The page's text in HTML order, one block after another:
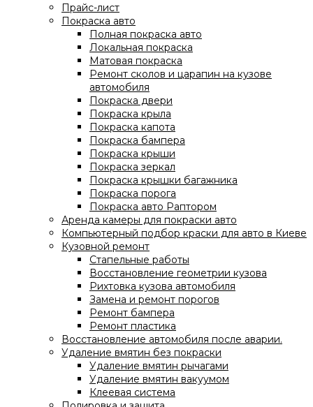
Прайс-лист
Покраска авто
Полная покраска авто
Локальная покраска
Матовая покраска
Ремонт сколов и царапин на кузове
автомобиля
Покраска двери
Покраска крыла
Покраска капота
Покраска бампера
Покраска крыши
Покраска зеркал
Покраска крышки багажника
Покраска порога
Покраска авто Раптором
Аренда камеры для покраски авто
Компьютерный подбор краски для авто в Киеве
Кузовной ремонт
Стапельные работы
Восстановление геометрии кузова
Рихтовка кузова автомобиля
Замена и ремонт порогов
Ремонт бампера
Ремонт пластика
Восстановление автомобиля после аварии.
Удаление вмятин без покраски
Удаление вмятин рычагами
Удаление вмятин вакуумом
Клеевая система